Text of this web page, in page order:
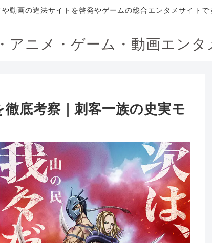
動画の違法サイトを啓発やゲームの総合エンタメサイトで
アニメ・ゲーム・動画エンタ
底考察｜刺客一族の史実モ